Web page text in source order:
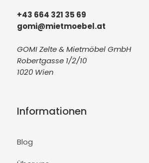
+43 664 321 35 69
gomi@mietmoebel.at
GOMI Zelte & Mietmöbel GmbH
Robertgasse 1/2/10
1020 Wien
Informationen
Blog